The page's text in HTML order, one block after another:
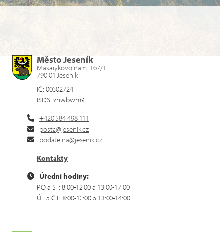
Město Jeseník
Masarykovo nám. 167/1
790 01 Jeseník
IČ: 00302724
ISDS: vhwbwm9
+420 584 498 111
posta@jesenik.cz
podatelna@jesenik.cz
Kontakty
Úřední hodiny:
PO a ST: 8:00-12:00 a 13:00-17:00
ÚT a ČT: 8:00-12:00 a 13:00-14:00